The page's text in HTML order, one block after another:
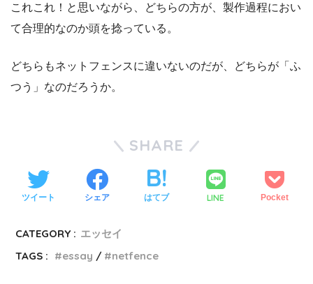
これこれ！と思いながら、どちらの方が、製作過程におい
て合理的なのか頭を捻っている。
どちらもネットフェンスに違いないのだが、どちらが「ふ
つう」なのだろうか。
SHARE
ツイート シェア はてブ LINE Pocket
CATEGORY : エッセイ
TAGS :
essay netfence